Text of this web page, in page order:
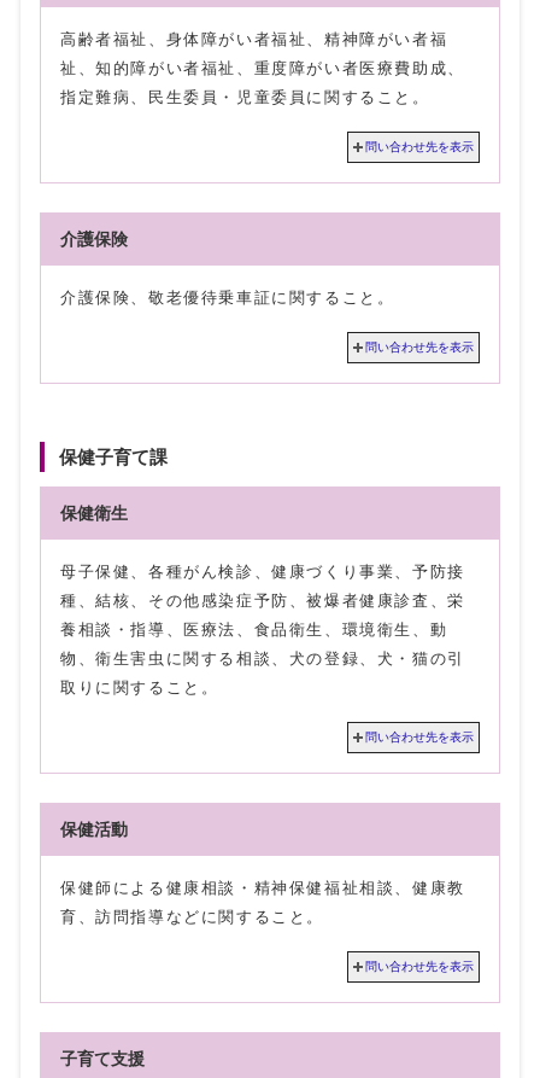
高齢者福祉、身体障がい者福祉、精神障がい者福
祉、知的障がい者福祉、重度障がい者医療費助成、
指定難病、民生委員・児童委員に関すること。
問い合わせ先を表示
介護保険
介護保険、敬老優待乗車証に関すること。
問い合わせ先を表示
保健子育て課
保健衛生
母子保健、各種がん検診、健康づくり事業、予防接
種、結核、その他感染症予防、被爆者健康診査、栄
養相談・指導、医療法、食品衛生、環境衛生、動
物、衛生害虫に関する相談、犬の登録、犬・猫の引
取りに関すること。
問い合わせ先を表示
保健活動
保健師による健康相談・精神保健福祉相談、健康教
育、訪問指導などに関すること。
問い合わせ先を表示
子育て支援